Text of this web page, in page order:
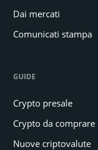
Dai mercati
Comunicati stampa
GUIDE
Crypto presale
Crypto da comprare
Nuove criptovalute